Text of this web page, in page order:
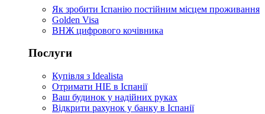
Як зробити Іспанію постійним місцем проживання
Golden Visa
ВНЖ цифрового кочівника
Послуги
Купівля з Idealista
Отримати НІЕ в Іспанії
Ваш будинок у надійних руках
Відкрити рахунок у банку в Іспанії